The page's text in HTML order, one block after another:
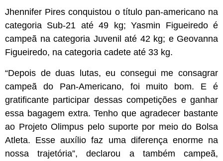
Jhennifer Pires conquistou o título pan-americano na
categoria Sub-21 até 49 kg; Yasmin Figueiredo é
campeã na categoria Juvenil até 42 kg; e Geovanna
Figueiredo, na categoria cadete até 33 kg.
“Depois de duas lutas, eu consegui me consagrar
campeã do Pan-Americano, foi muito bom. E é
gratificante participar dessas competições e ganhar
essa bagagem extra. Tenho que agradecer bastante
ao Projeto Olimpus pelo suporte por meio do Bolsa
Atleta. Esse auxílio faz uma diferença enorme na
nossa trajetória”, declarou a também campeã,